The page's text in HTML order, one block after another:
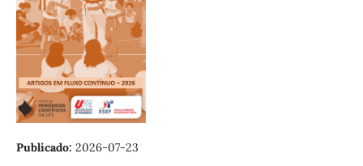
Publicado: 2026-07-23